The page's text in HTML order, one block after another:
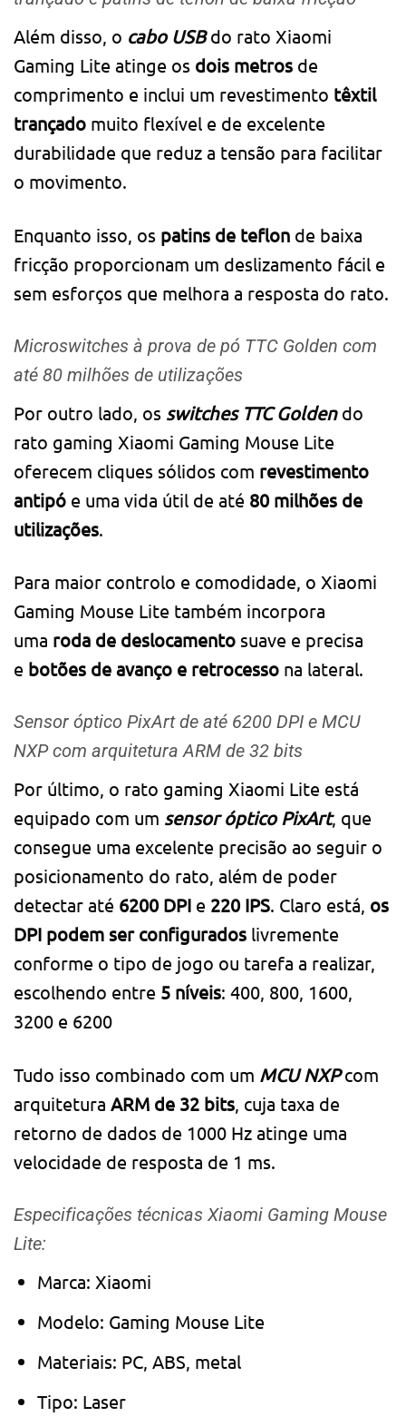
Além disso, o cabo USBdo rato Xiaomi
Gaming Lite atinge os dois metros de
comprimento e inclui um revestimento têxtil
trançado muito flexível e de excelente
durabilidade que reduz a tensão para facilitar
o movimento.
Enquanto isso, os patins de teflon de baixa
fricção proporcionam um deslizamento fácil e
sem esforços que melhora a resposta do rato.
Microswitches à prova de pó TTC Golden com
até 80 milhões de utilizações
Por outro lado, os switches TTC Goldendo
rato gaming Xiaomi Gaming Mouse Lite
oferecem cliques sólidos com revestimento
antipó e uma vida útil de até 80 milhões de
utilizações.
Para maior controlo e comodidade, o Xiaomi
Gaming Mouse Lite também incorpora
uma roda de deslocamento suave e precisa
e botões de avanço e retrocesso na lateral.
Sensor óptico PixArt de até 6200 DPI e MCU
NXP com arquitetura ARM de 32 bits
Por último, o rato gaming Xiaomi Lite está
equipado com um sensor óptico PixArt, que
consegue uma excelente precisão ao seguir o
posicionamento do rato, além de poder
detectar até 6200 DPI e 220 IPS. Claro está, os
DPI podem ser configurados livremente
conforme o tipo de jogo ou tarefa a realizar,
escolhendo entre 5 níveis: 400, 800, 1600,
3200 e 6200
Tudo isso combinado com um MCU NXPcom
arquitetura ARM de 32 bits , cuja taxa de
retorno de dados de 1000 Hz atinge uma
velocidade de resposta de 1 ms.
Especificações técnicas Xiaomi Gaming Mouse
Lite:
Marca: Xiaomi
Modelo: Gaming Mouse Lite
Materiais: PC, ABS, metal
Tipo: Laser